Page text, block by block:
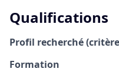
Qualifications
Profil recherché
Formation